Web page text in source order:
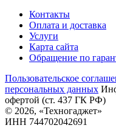
Контакты
Оплата и доставка
Услуги
Карта сайта
Обращение по
Пользовательское
персональных данных
офертой (ст. 437 ГК РФ)
© 2026, «Техногаджет»
ИНН 744702042691